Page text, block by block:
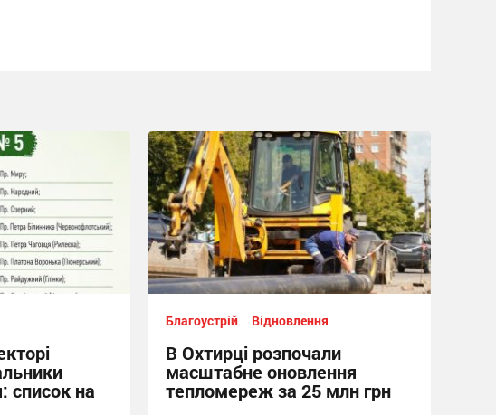
список на
Благоустрій Відновлення
В Охтирці розпочали
масштабне оновлення
тепломереж за 25 млн грн